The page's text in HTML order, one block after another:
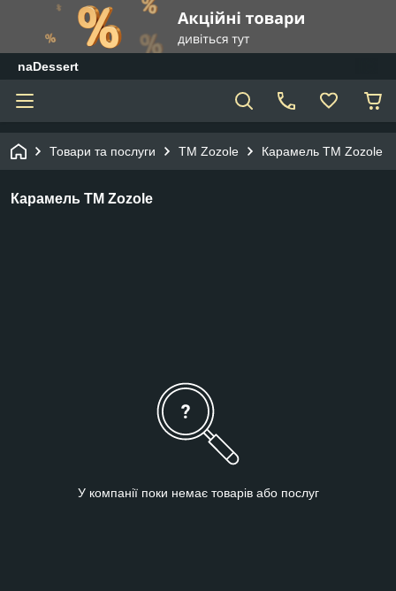
naDessert
Товари та послуги ТМ Zozole Карамель TM Zozole
Карамель TM Zozole
У компанії поки немає товарів або послуг